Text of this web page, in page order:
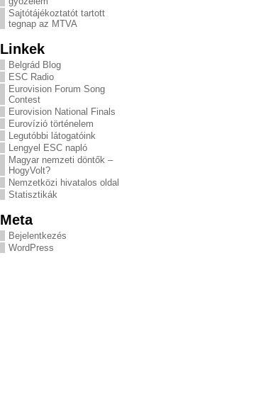
Sajtótájékoztatót tartott
tegnap az MTVA
Linkek
Belgrád Blog
ESC Radio
Eurovision Forum Song
Contest
Eurovision National Finals
Eurovízió történelem
Legutóbbi látogatóink
Lengyel ESC napló
Magyar nemzeti döntők –
HogyVolt?
Nemzetközi hivatalos oldal
Statisztikák
Meta
Bejelentkezés
WordPress